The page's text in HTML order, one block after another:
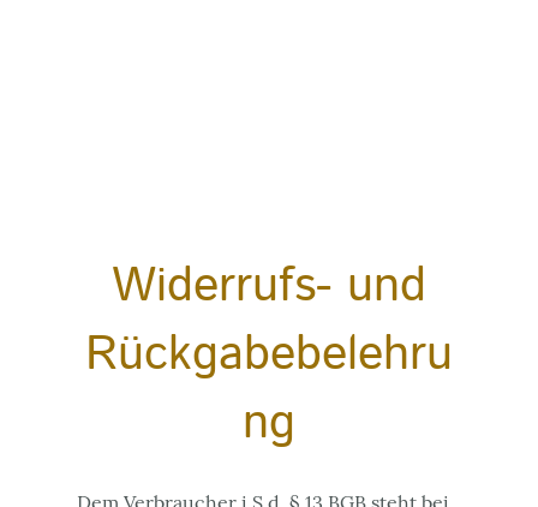
Widerrufs- und
Rückgabebelehru
ng
Dem Verbraucher i.S.d. § 13 BGB steht bei